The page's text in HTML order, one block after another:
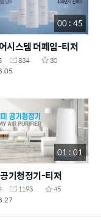
00 : 45
시스템 더페임-티저
834
30
01 : 01
기청정기-티저
1193
45